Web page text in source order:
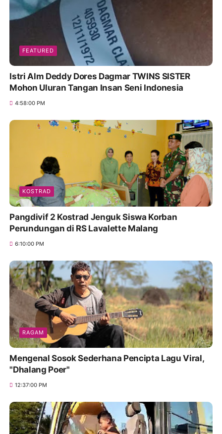
FEATURED
Istri Alm Deddy Dores Dagmar TWINS SISTER
Mohon Uluran Tangan Insan Seni Indonesia
4:58:00 PM
KOSTRAD
Pangdivif 2 Kostrad Jenguk Siswa Korban
Perundungan di RS Lavalette Malang
6:10:00 PM
RAGAM
Mengenal Sosok Sederhana Pencipta Lagu Viral,
"Dhalang Poer"
12:37:00 PM